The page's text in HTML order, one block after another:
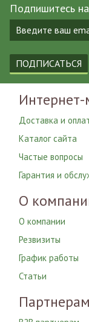
Подпишитесь
ПОДПИСАТЬСЯ
Интернет-
Доставка и
Каталог сайта
Частые вопросы
Гарантия и
О
О компании
Резвизиты
График работы
Статьи
Партнерам